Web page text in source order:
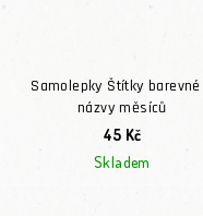
Samolepky Štítky
názvy měsíců
45 Kč
Skladem